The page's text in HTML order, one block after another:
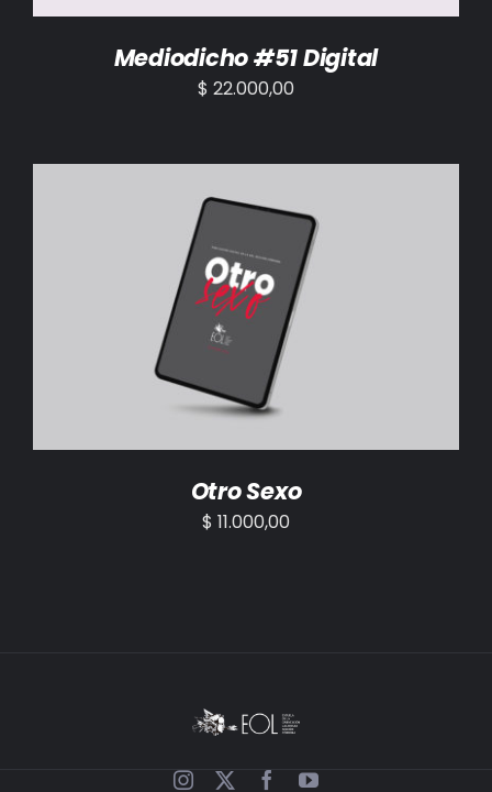
Mediodicho #51 Digital
$ 22.000,00
AÑADIR AL CARRITO /
Otro Sexo
$ 11.000,00